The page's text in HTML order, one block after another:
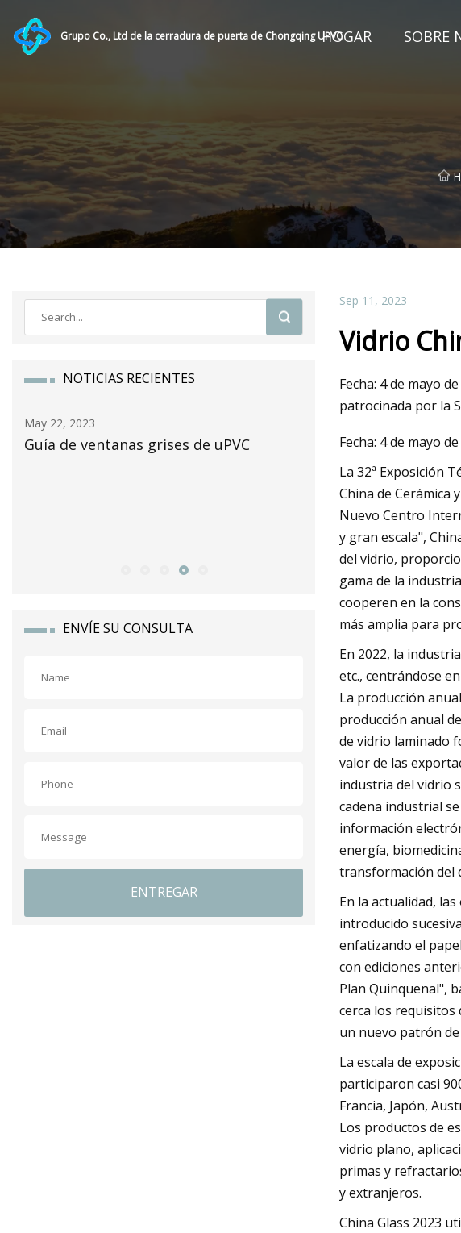
Grupo Co., Ltd de la cerradura de puerta de Chongqing UPVCHOGAR SOBRE
NOTICIAS RECIENTES
El mercado de puertas para patio
alcanzará los 59.300 millones de dólares
a nivel mundial para 2032 con una tasa
Liderando
ENVÍE SU CONSULTA
ENTREGAR
Sep 11, 2023
Vidrio
Fecha: 4 de mayo
patrocinada por la
Fecha: 4 de mayo
La 32ª Exposición
China de Cerámica
Nuevo Centro
y gran escala",
del vidrio,
gama de la
cooperen en la
más amplia para
En 2022, la
etc., centrándose
La producción
producción anual
de vidrio laminado
valor de las
industria del vidrio
cadena industrial
información
energía,
transformación del
En la actualidad,
introducido
enfatizando el
con ediciones
Plan Quinquenal",
cerca los
un nuevo patrón
La escala de
participaron casi
Francia, Japón,
Los productos de
vidrio plano,
primas y
y extranjeros.
China Glass 2023